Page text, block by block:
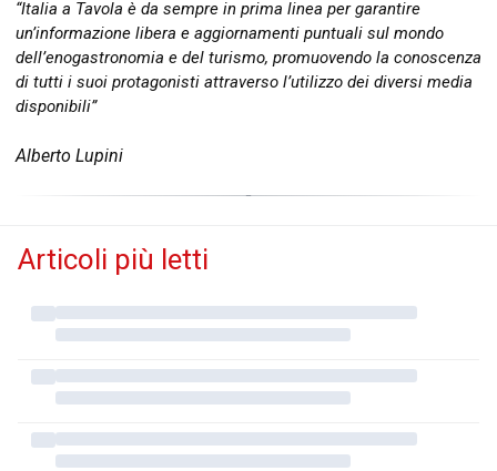
“Italia a Tavola è da sempre in prima linea per garantire
un’informazione libera e aggiornamenti puntuali sul mondo
dell’enogastronomia e del turismo, promuovendo la conoscenza
di tutti i suoi protagonisti attraverso l’utilizzo dei diversi media
disponibili”
Alberto Lupini
Articoli più letti